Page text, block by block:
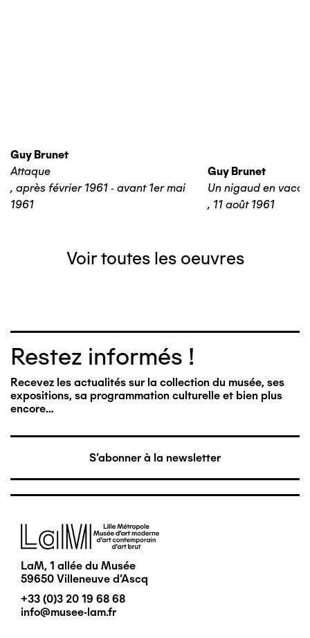
Guy Brunet
Attaque
, après février 1961 - avant 1er mai
1961
Guy Brunet
Un nigaud en
, 11 août 1961
Voir toutes les oeuvres
Restez informés !
Recevez les actualités sur la collection du musée, ses
expositions, sa programmation culturelle et bien plus
encore…
S'abonner à la newsletter
Image
LaM, 1 allée du Musée
59650 Villeneuve d'Ascq
+33 (0)3 20 19 68 68
info@musee-lam.fr